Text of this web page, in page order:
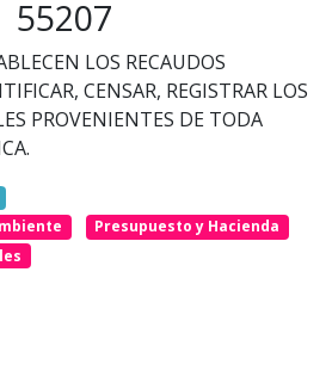
55207
LOS RECAUDOS
CENSAR, REGISTRAR LOS
PROVENIENTES DE TODA
Presupuesto y Hacienda